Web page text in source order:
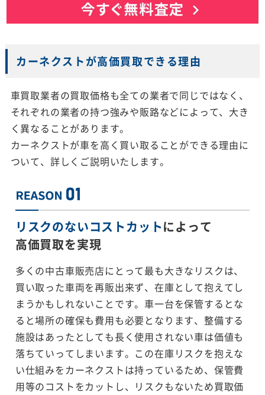
カーネクストが高価買取できる理由
車買取業者の買取価格も全ての業者で同じではなく、
それぞれの業者の持つ強みや販路などによって、大き
く異なることがあります。
カーネクストが車を高く買い取ることができる理由に
ついて、詳しくご説明いたします。
リスクのないコストカットによって
高価買取を実現
多くの中古車販売店にとって最も大きなリスクは、
買い取った車両を再販出来ず、在庫として抱えてし
まうかもしれないことです。車一台を保管するとな
ると場所の確保も費用も必要となります、整備する
施設はあったとしても長く使用されない車は価値も
落ちていってしまいます。この在庫リスクを抱えな
い仕組みをカーネクストは持っているため、保管費
用等のコストをカットし、リスクもないため買取価